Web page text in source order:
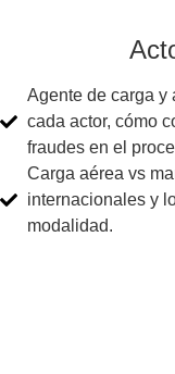
Agente de carga y
cada actor, cómo
fraudes en el
Carga aérea vs
internacionales y
modalidad.